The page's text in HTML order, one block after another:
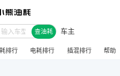
查油耗 车主
排行 电耗排行 插混排行 帮助